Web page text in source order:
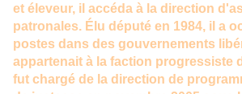
et éleveur, il accéda à la direction
patronales. Élu député en 1984, il a
postes dans des gouvernements
appartenait à la faction progressiste
fut chargé de la direction de